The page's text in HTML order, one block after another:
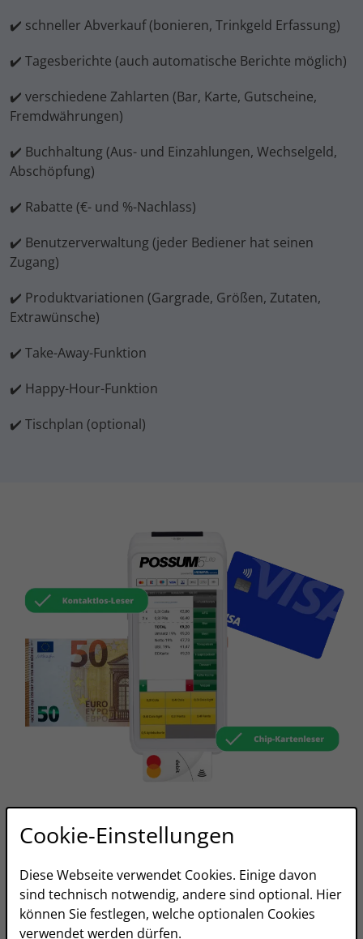
✔️ schneller Abverkauf (bonieren, Trinkgeld Erfassung)
✔️ Tagesberichte (auch automatische Berichte möglich)
✔️ verschiedene Zahlarten (Bar, Karte, Gutscheine,
Fremdwährungen)
✔️ Buchhaltung (Aus- und Einzahlungen, Wechselgeld,
Abschöpfung)
✔️ Rabatte (€- und %-Nachlass)
✔️ Benutzerverwaltung (jeder Bediener hat seinen
Zugang)
✔️ Produktvariationen (Gargrade, Größen, Zutaten,
Extrawünsche)
✔️ Take-Away-Funktion
✔️ Happy-Hour-Funktion
✔️ Tischplan (optional)
Kartenzahlung für die
Gastronomie mit an
Board
Cookie-Einstellungen
Diese Webseite verwendet Cookies. Einige davon
sind technisch notwendig, andere sind optional. Hier
können Sie festlegen, welche optionalen Cookies
verwendet werden dürfen.